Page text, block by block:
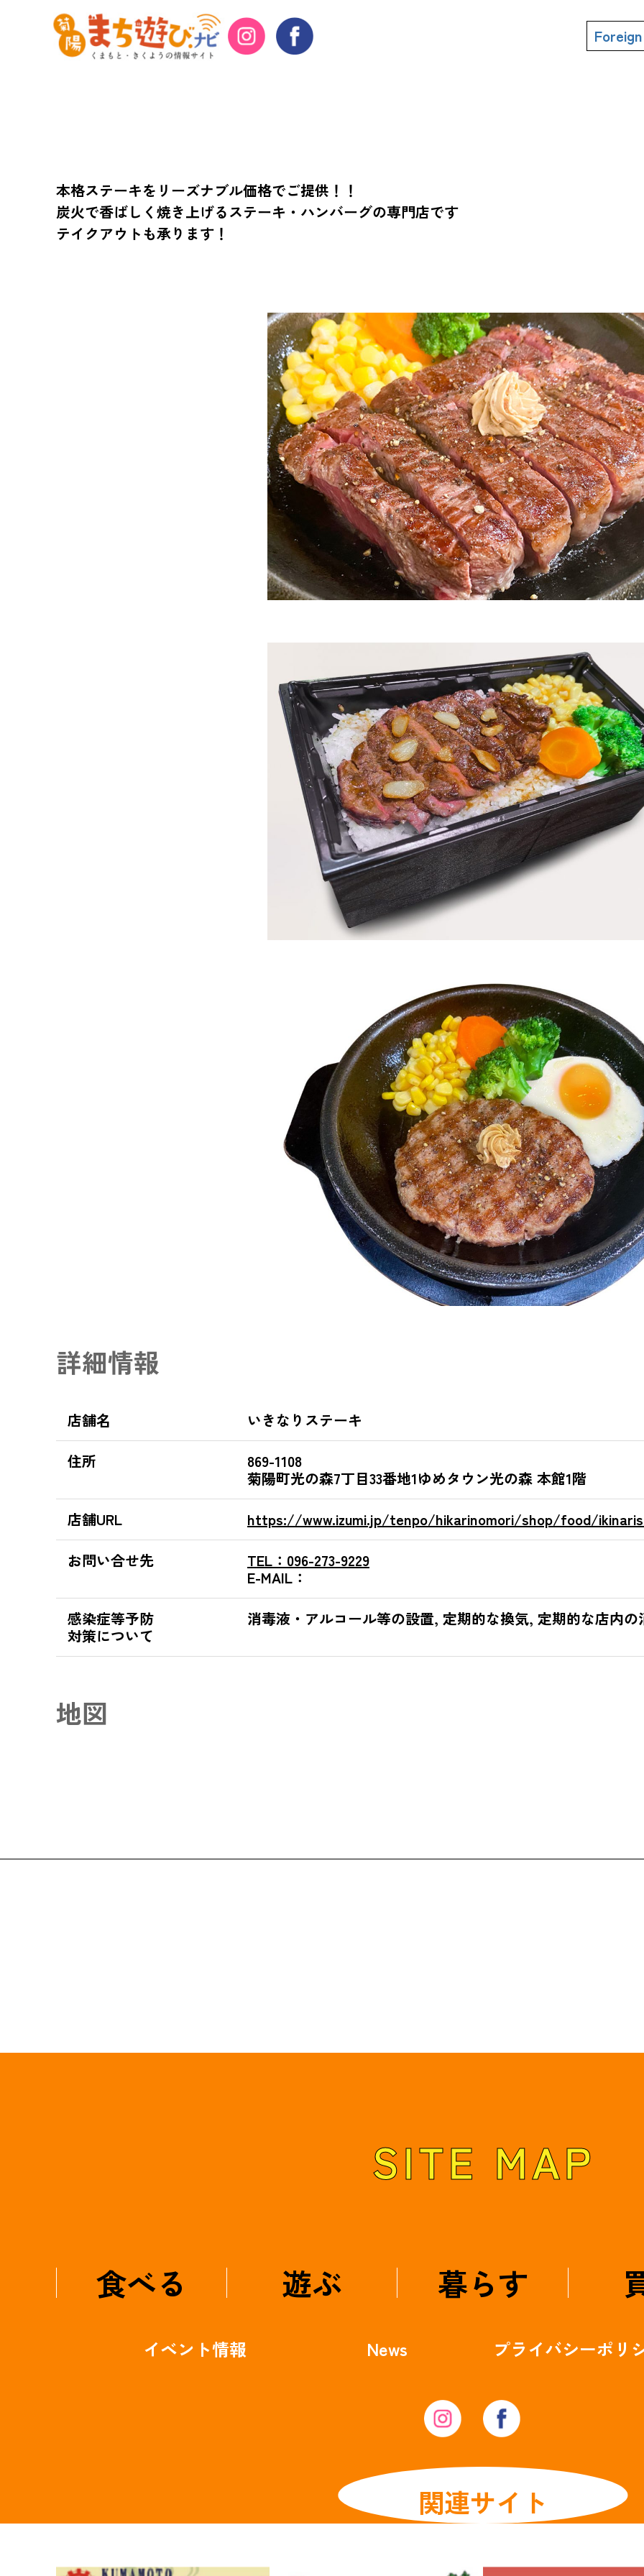
厚切りステーキ・ジューシーハンバーグ
本格ステーキをリーズナブル価格でご提供！！
炭火で香ばしく焼き上げるステーキ・ハンバーグの専門店です
テイクアウトも承ります！
詳細情報
店舗名
いきなりステーキ
住所
869-1108
菊陽町光の森7丁目33番地1ゆめタウン光の森 本館1階
店舗URL
https://www.izumi.jp/tenpo/hikarinomori/shop/food/
お問い合せ先
TEL： 096-273-9229
E-MAIL：
感染症等予防
対策について
消毒液・アルコール等の設置, 定期的な換気, 定期的な店内の
地図
SITE MAP
食べる 遊ぶ 暮らす
イベント情報 News プライバシーポリ
関連サイト